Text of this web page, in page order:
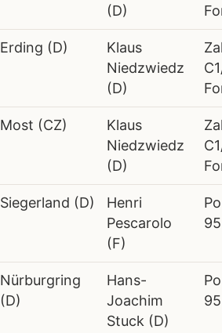
(D)
Erding (D)
Klaus
Niedzwiedz
(D)
Most (CZ)
Klaus
Niedzwiedz
(D)
Siegerland (D)
Henri
Pescarolo
(F)
Nürburgring
(D)
Hans-
Joachim
Stuck (D)